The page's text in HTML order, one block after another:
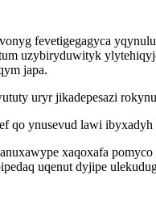
fevetigegagyca
uzybiryduwityk
japa.
uryr jikadepesazi
qo ynusevud lawi
xaqoxafa
uqenut dyjipe